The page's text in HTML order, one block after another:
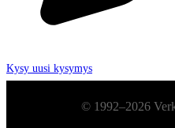
Kysy uusi kysymys
Alatunniste© 1992–2026